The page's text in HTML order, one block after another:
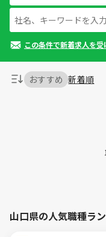
おすすめ 新着順
この条件で新着求人を受
山口県の人気職種ラ